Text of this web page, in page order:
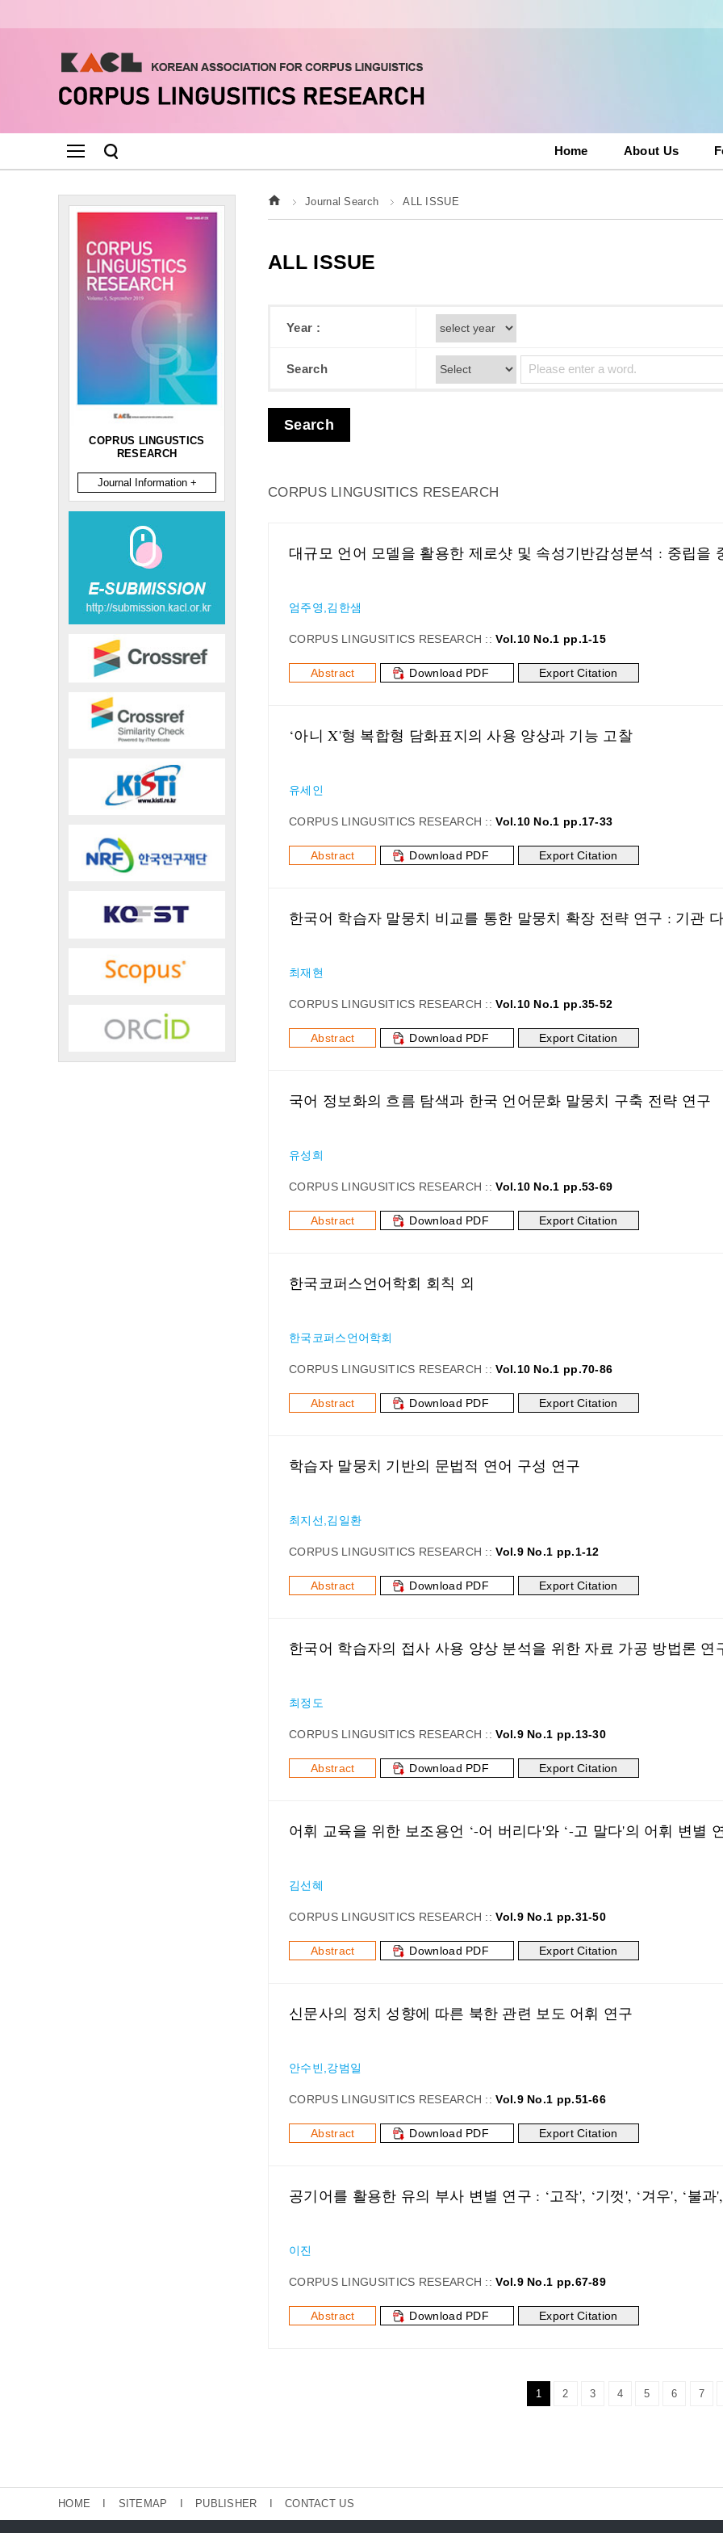
Home About Us
COPRUS LINGUSTICS
RESEARCH
Journal Information +
Journal Search ALL ISSUE
ALL ISSUE
Year :
Search
Search
CORPUS LINGUSITICS RESEARCH
대규모 언어 모델을 활용한 제로샷 및 속성기반감성분석 : 중립을
엄주영,김한샘
CORPUS LINGUSITICS RESEARCH ::Vol.10 No.1 pp.1-15
Abstract Download PDF Export Citation
‘아니 X'형 복합형 담화표지의 사용 양상과 기능 고찰
유세인
CORPUS LINGUSITICS RESEARCH ::Vol.10 No.1 pp.17-33
Abstract Download PDF Export Citation
한국어 학습자 말뭉치 비교를 통한 말뭉치 확장 전략 연구 : 기관
최재현
CORPUS LINGUSITICS RESEARCH ::Vol.10 No.1 pp.35-52
Abstract Download PDF Export Citation
국어 정보화의 흐름 탐색과 한국 언어문화 말뭉치 구축 전략 연구
유성희
CORPUS LINGUSITICS RESEARCH ::Vol.10 No.1 pp.53-69
Abstract Download PDF Export Citation
한국코퍼스언어학회 회칙 외
한국코퍼스언어학회
CORPUS LINGUSITICS RESEARCH ::Vol.10 No.1 pp.70-86
Abstract Download PDF Export Citation
학습자 말뭉치 기반의 문법적 연어 구성 연구
최지선,김일환
CORPUS LINGUSITICS RESEARCH ::Vol.9 No.1 pp.1-12
Abstract Download PDF Export Citation
한국어 학습자의 접사 사용 양상 분석을 위한 자료 가공 방법론 연
최정도
CORPUS LINGUSITICS RESEARCH ::Vol.9 No.1 pp.13-30
Abstract Download PDF Export Citation
어휘 교육을 위한 보조용언 ‘-어 버리다'와 ‘-고 말다'의 어휘 변별
김선혜
CORPUS LINGUSITICS RESEARCH ::Vol.9 No.1 pp.31-50
Abstract Download PDF Export Citation
신문사의 정치 성향에 따른 북한 관련 보도 어휘 연구
안수빈,강범일
CORPUS LINGUSITICS RESEARCH ::Vol.9 No.1 pp.51-66
Abstract Download PDF Export Citation
공기어를 활용한 유의 부사 변별 연구 : ‘고작', ‘기껏', ‘겨우', ‘불
이진
CORPUS LINGUSITICS RESEARCH ::Vol.9 No.1 pp.67-89
Abstract Download PDF Export Citation
1 2 3 4 5 6 7
HOME SITEMAP PUBLISHER CONTACT US